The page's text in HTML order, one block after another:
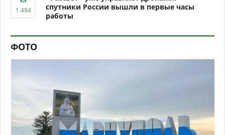
спутники России вышли в первые часы
работы
ФОТО